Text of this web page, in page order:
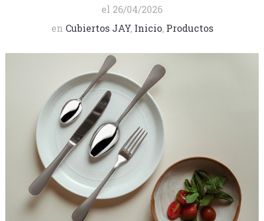
el 26/04/2026
en Cubiertos JAY, Inicio, Productos